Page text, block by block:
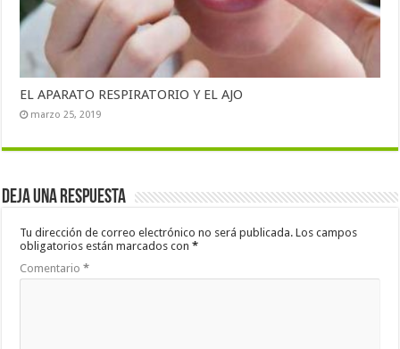
EL APARATO RESPIRATORIO Y EL AJO
marzo 25, 2019
Deja una respuesta
Tu dirección de correo electrónico no será publicada. Los campos
obligatorios están marcados con*
Comentario*